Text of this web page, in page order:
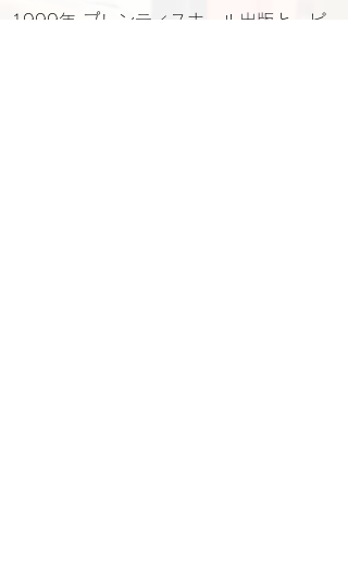
1999年 プレンティスホール出版と、ピ